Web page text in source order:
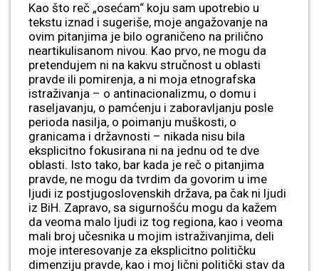
Kao što reč „osećam“ koju sam upotrebio u
tekstu iznad i sugeriše, moje angažovanje na
ovim pitanjima je bilo ograničeno na prilično
neartikulisanom nivou. Kao prvo, ne mogu da
pretendujem ni na kakvu stručnost u oblasti
pravde ili pomirenja, a ni moja etnografska
istraživanja – o antinacionalizmu, o domu i
raseljavanju, o pamćenju i zaboravljanju posle
perioda nasilja, o poimanju muškosti, o
granicama i državnosti – nikada nisu bila
eksplicitno fokusirana ni na jednu od te dve
oblasti. Isto tako, bar kada je reč o pitanjima
pravde, ne mogu da tvrdim da govorim u ime
ljudi iz postjugoslovenskih država, pa čak ni ljudi
iz BiH. Zapravo, sa sigurnošću mogu da kažem
da veoma malo ljudi iz tog regiona, kao i veoma
mali broj učesnika u mojim istraživanjima, deli
moje interesovanje za eksplicitno političku
dimenziju pravde, kao i moj lični politički stav da